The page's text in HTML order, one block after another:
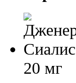
20 мг